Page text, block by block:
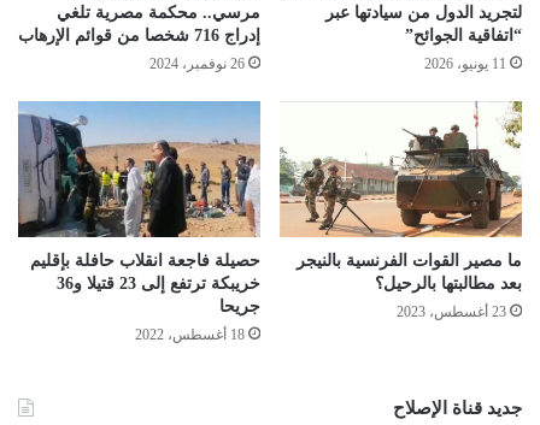
لتجريد الدول من سيادتها عبر
“اتفاقية الجوائح”
11 يونيو، 2026
مرسي.. محكمة مصرية تلغي
إدراج 716 شخصا من قوائم الإرهاب
26 نوفمبر، 2024
ما مصير القوات الفرنسية بالنيجر
بعد مطالبتها بالرحيل؟
23 أغسطس، 2023
حصيلة فاجعة انقلاب حافلة بإقليم
خريبكة ترتفع إلى 23 قتيلا و36
جريحا
18 أغسطس، 2022
جديد قناة الإصلاح